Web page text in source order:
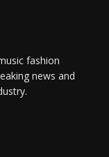
fashion
news and